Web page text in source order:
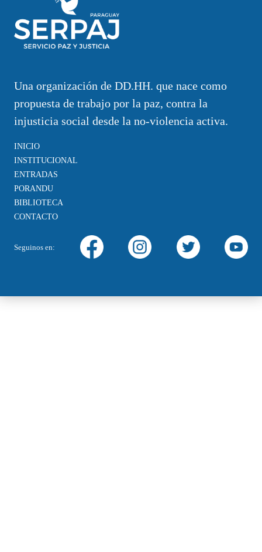
Una organización de DD.HH. que nace como
propuesta de trabajo por la paz, contra la
injusticia social desde la no-violencia activa.
INICIO
INSTITUCIONAL
ENTRADAS
PORANDU
BIBLIOTECA
CONTACTO
Seguinos en: